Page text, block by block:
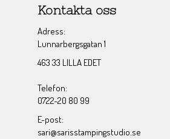
Kontakta oss
Adress:
Lunnarbergsgatan 1
463 33 LILLA EDET
Telefon:
0722-20 80 99
E-post:
sari@sarisstampingstudio.se